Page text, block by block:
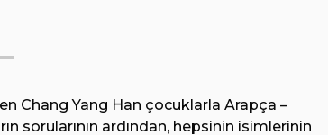
Chang Yang Han çocuklarla Arapça –
sorularının ardından, hepsinin isimlerinin